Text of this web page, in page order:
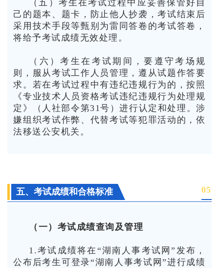
（五）考生在考试过程中应妥善保管好自
己的题本、题卡，防止他人抄袭，考试结束后
采用技术手段等甄别为雷同答卷的考试答卷，
将给予考试成绩无效处理。
（六）考生在考试期间，要遵守考场规
则，服从考试工作人员管理，遵从试题作答要
求。若在考试过程中有违纪违规行为的，按照
《专业技术人员资格考试违纪违规行为处理规
定》（人社部令第31号）进行认定和处理。涉
嫌组织考试作弊、代替考试等犯罪活动的，依
法移送公安机关。
五、考试成绩和合格标准 05
（一）考试成绩查询及管理
1.考试成绩将在“湖南人事考试网”发布，
公布后考生可登录“湖南人事考试网”进行成绩